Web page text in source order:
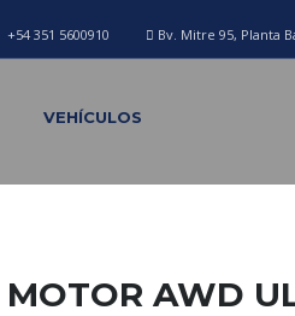
Bv. Mitre 95, Planta
+54 351 5600910
VEHÍCULOS
AWD